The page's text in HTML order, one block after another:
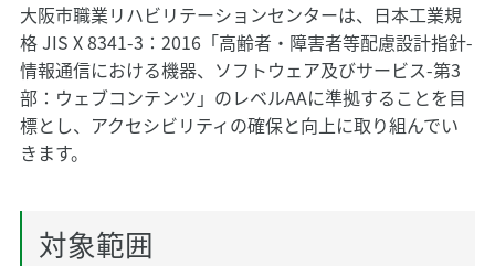
大阪市職業リハビリテーションセンターは、日本工業規
格 JIS X 8341-3：2016「高齢者・障害者等配慮設計指針-
情報通信における機器、ソフトウェア及びサービス-第3
部：ウェブコンテンツ」のレベルAAに準拠することを目
標とし、アクセシビリティの確保と向上に取り組んでい
きます。
対象範囲